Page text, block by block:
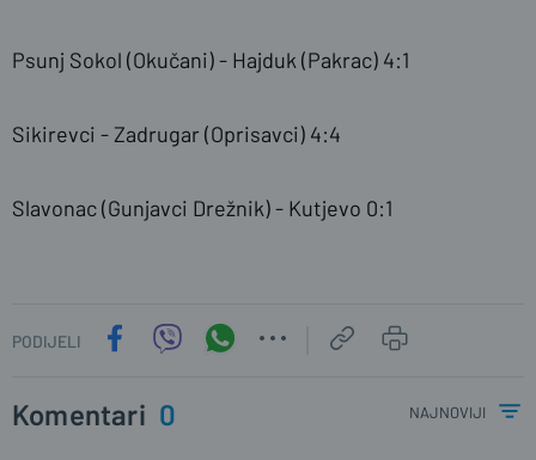
Psunj Sokol (Okučani) - Hajduk (Pakrac) 4:1
Sikirevci - Zadrugar (Oprisavci) 4:4
Slavonac (Gunjavci Drežnik) - Kutjevo 0:1
PODIJELI
Komentari 0 najnoviji